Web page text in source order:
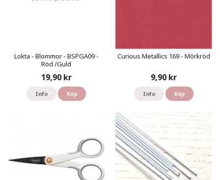
Lokta - Blommor - BSPGA09 -
Röd /Guld
19,90 kr
Info Köp
Curious Metallics 169 - Mörkröd
9,90 kr
Info Köp